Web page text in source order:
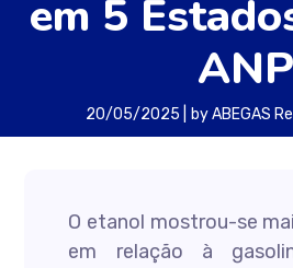
em 5
ANP
20/05/2025 byABEGAS
O etanol mostrou-se
em relação à